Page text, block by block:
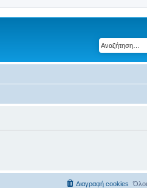
Όλοι
Διαγραφή cookies